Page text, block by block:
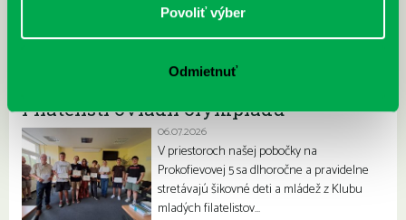
Povoliť výber
Odmietnuť
Filatelisti ovládli olympiádu
06.07.2026
V priestoroch našej pobočky na
Prokofievovej 5 sa dlhoročne a pravidelne
stretávajú šikovné deti a mládež z Klubu
mladých filatelistov…